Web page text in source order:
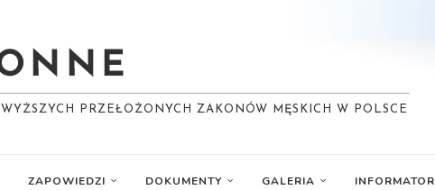
PRZEŁOŻONYCH ZAKONÓW MĘSKICH W POLSCE
ZAPOWIEDZI DOKUMENTY GALERIA INFORMATOR